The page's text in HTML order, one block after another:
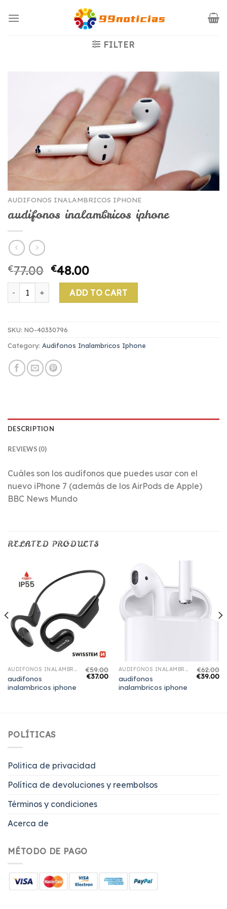
FILTER
AUDIFONOS INALAMBRICOS IPHONE
audifonos inalambricos iphone
€77.00 €48.00
audifonos inalambricos iphone quantity
ADD TO CART
SKU: NO-40330796
Category: Audifonos Inalambricos Iphone
DESCRIPTION
REVIEWS (0)
Cuáles son los audífonos que puedes usar con el
nuevo iPhone 7 (además de los AirPods de Apple)
BBC News Mundo
RELATED PRODUCTS
AUDIFONOS INALAMBRICOS IPHONE
audifonos
inalambricos iphone
€59.00
€37.00
AUDIFONOS INALAMBRICOS IPHONE
audifonos
inalambricos iphone
€62.00
€39.00
POLÍTICAS
Politica de privacidad
Política de devoluciones y reembolsos
Términos y condiciones
Acerca de
MÉTODO DE PAGO